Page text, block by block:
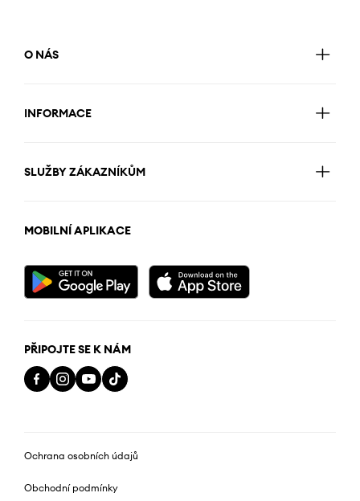
O NÁS
INFORMACE
SLUŽBY ZÁKAZNÍKŮM
MOBILNÍ APLIKACE
PŘIPOJTE SE K NÁM
Ochrana osobních údajů
Obchodní podmínky